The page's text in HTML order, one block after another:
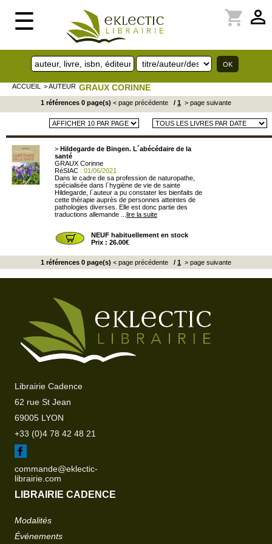
☰ perm_identity
shopping_cart
ACCUEIL > AUTEUR GRAUX CORINNE
1 références 0 page(s) < page précédente / 1 > page suivante
> Hildegarde de Bingen. L´abécédaire de la
santé
GRAUX Corinne
RéSIAC : 01/06/2021
Dans le cadre de sa profession de naturopathe,
spécialisée dans l´hygiène de vie de sainte
Hildegarde, l´auteur a pu constater les bienfaits de
cette thérapie auprès de personnes atteintes de
pathologies diverses. Elle est donc partie des
traductions allemande ... lire la suite
NEUF habituellement en stock
Prix : 26.00€
1 références 0 page(s) < page précédente / 1 > page suivante
Librairie Cadence
62 rue St Jean
69005 LYON
+33 (0)4 78 42 48 21
commande@eklectic-
librairie.com
LIBRAIRIE CADENCE
Modalités
Événements